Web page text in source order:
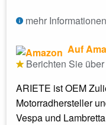
mehr Informationen
Auf
Berichten Sie
ARIETE ist OEM
Motorradhersteller
Vespa und